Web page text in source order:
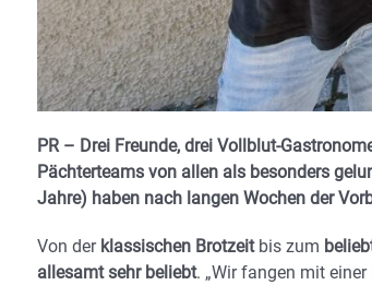
PR – Drei Freunde, drei Vollblut-
Pächterteams von allen als besonders
Jahre) haben nach langen Wochen der
Von der klassischen Brotzeitbis zum
allesamt sehr beliebt. „Wir fangen mit